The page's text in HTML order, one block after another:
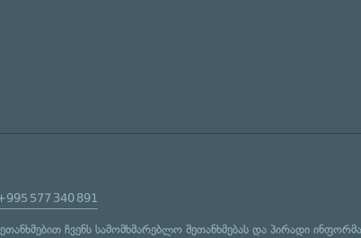
577 340 891
ჩვენს სამომხმარებლო შეთანხმებას და პირადი